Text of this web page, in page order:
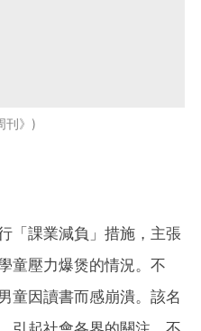
》
「課業減負」措施，主張
童壓力爆煲的情況。不
童因讀書而感崩潰。該名